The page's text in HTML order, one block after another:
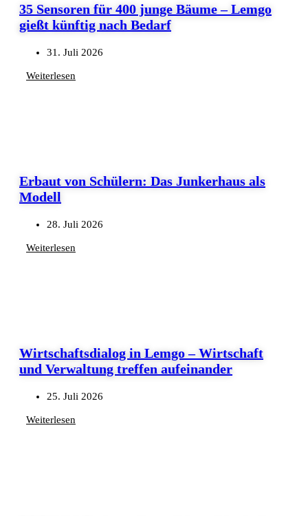
35 Sensoren für 400 junge Bäume – Lemgo
gießt künftig nach Bedarf
31. Juli 2026
Weiterlesen
Erbaut von Schülern: Das Junkerhaus als
Modell
28. Juli 2026
Weiterlesen
Wirtschaftsdialog in Lemgo – Wirtschaft
und Verwaltung treffen aufeinander
25. Juli 2026
Weiterlesen